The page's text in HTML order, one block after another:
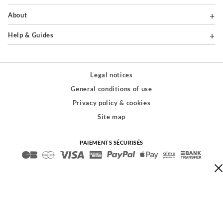
About
Help & Guides
Legal notices
General conditions of use
Privacy policy & cookies
Site map
PAIEMENTS SÉCURISÉS